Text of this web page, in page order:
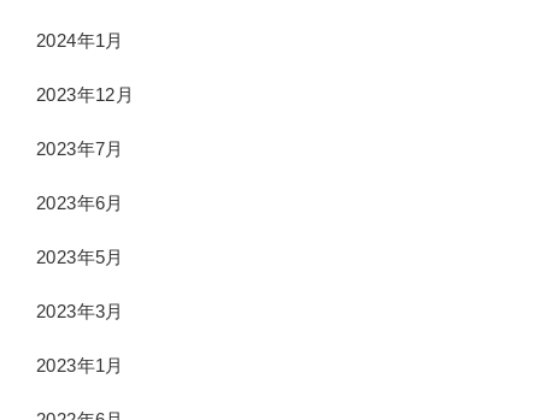
2024年1月
2023年12月
2023年7月
2023年6月
2023年5月
2023年3月
2023年1月